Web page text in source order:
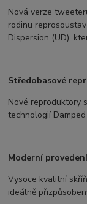
Nová verze
rodinu
Dispersion (UD),
Středobasové
Nové reproduktory
technologií
Moderní provedení
Vysoce kvalitní
ideálně